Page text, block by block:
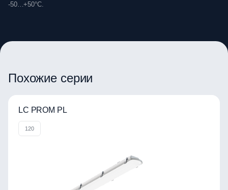
-50…+50°C.
Похожие серии
LC PROM PL
120